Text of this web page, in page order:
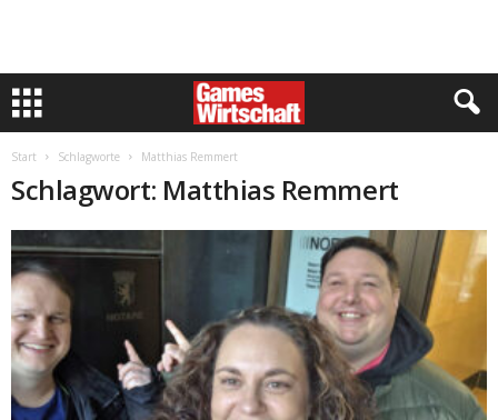
Start Schlagworte Matthias Remmert
Schlagwort: Matthias Remmert